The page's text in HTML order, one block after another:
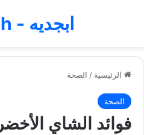
ابجديه - Abjadih
الرئيسية / الصحة
الصحة
فوائد الشاي الأخضر